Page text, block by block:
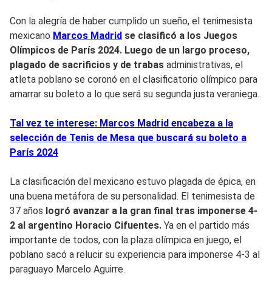
Con la alegría de haber cumplido un sueño, el tenimesista
mexicano Marcos Madrid se clasificó a los Juegos
Olímpicos de París 2024. Luego de un largo proceso,
plagado de sacrificios y de trabas administrativas, el
atleta poblano se coronó en el clasificatorio olímpico para
amarrar su boleto a lo que será su segunda justa veraniega.
Tal vez te interese: Marcos Madrid encabeza a la
selección de Tenis de Mesa que buscará su boleto a
París 2024
La clasificación del mexicano estuvo plagada de épica, en
una buena metáfora de su personalidad. El tenimesista de
37 años logró avanzar a la gran final tras imponerse 4-
2 al argentino Horacio Cifuentes. Ya en el partido más
importante de todos, con la plaza olímpica en juego, el
poblano sacó a relucir su experiencia para imponerse 4-3 al
paraguayo Marcelo Aguirre.